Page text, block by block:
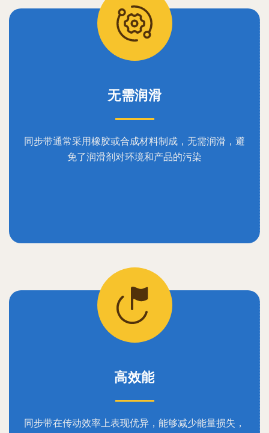
无需润滑
同步带通常采用橡胶或合成材料制成，无需润滑，避
免了润滑剂对环境和产品的污染
高效能
同步带在传动效率上表现优异，能够减少能量损失，